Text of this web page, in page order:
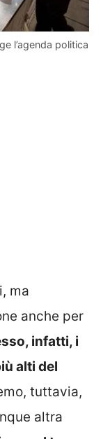
l’agenda politica
ma
anche per
infatti, i
alti del
tuttavia,
altra